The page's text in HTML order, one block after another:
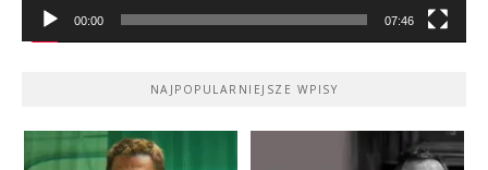
00:00 07:46
NAJPOPULARNIEJSZE WPISY